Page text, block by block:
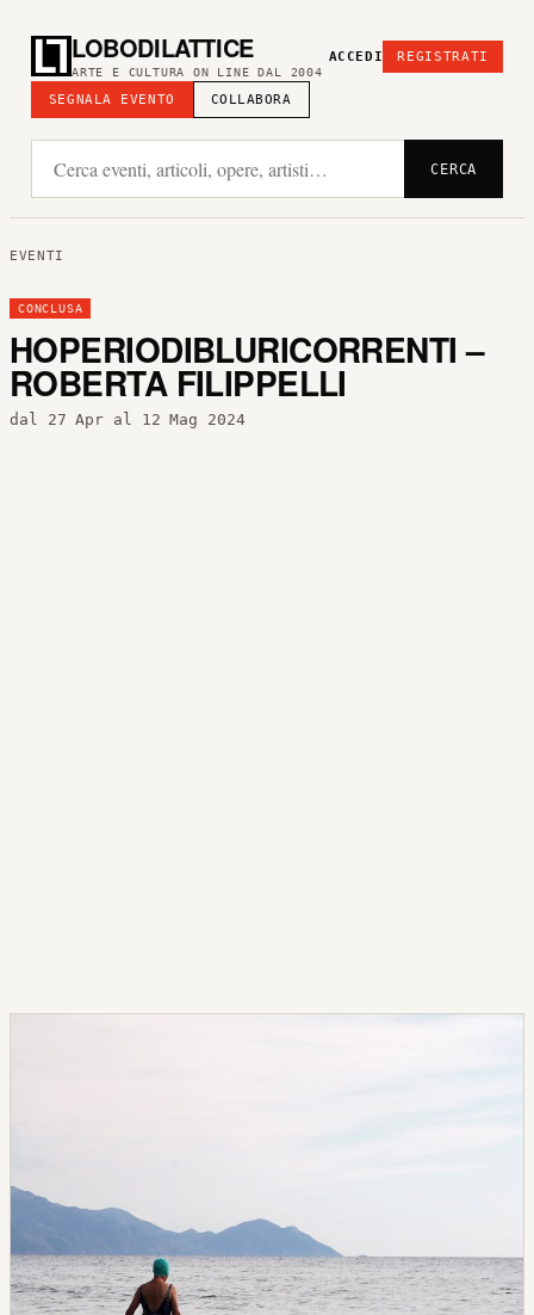
LOBODILATTICE
ARTE E CULTURA ON LINE DAL 2004
SEGNALA EVENTO COLLABORA
ACCEDI REGISTRATI
CERCA
EVENTI
CONCLUSA
HOPERIODIBLURICORRENTI –
ROBERTA FILIPPELLI
dal 27 Apr al 12 Mag 2024